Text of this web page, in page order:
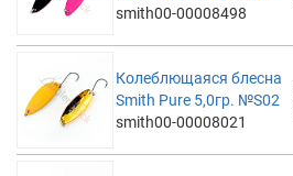
smith00-00008498
Колеблющаяся блесна
Smith Pure 5,0гр. №S02
smith00-00008021